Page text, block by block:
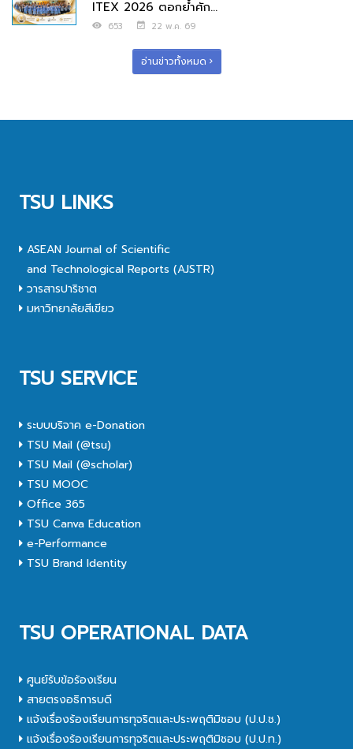
ITEX 2026 ตอกย้ำศัก...
653 22 พ.ค. 69
อ่านข่าวทั้งหมด
TSU LINKS
ASEAN Journal of Scientific
and Technological Reports (AJSTR)
วารสารปาริชาต
มหาวิทยาลัยสีเขียว
TSU SERVICE
ระบบบริจาค e-Donation
TSU Mail (@tsu)
TSU Mail (@scholar)
TSU MOOC
Office 365
TSU Canva Education
e-Performance
TSU Brand Identity
TSU OPERATIONAL DATA
ศูนย์รับข้อร้องเรียน
สายตรงอธิการบดี
แจ้งเรื่องร้องเรียนการทุจริตและประพฤติมิชอบ (ป.ป.ช.)
แจ้งเรื่องร้องเรียนการทุจริตและประพฤติมิชอบ (ป.ป.ท.)